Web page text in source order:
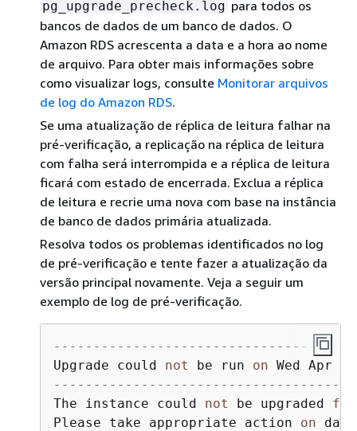
pg_upgrade_precheck.log para todos os
bancos de dados de um banco de dados. O
Amazon RDS acrescenta a data e a hora ao nome
de arquivo. Para obter mais informações sobre
como visualizar logs, consulte Monitorar arquivos
de log do Amazon RDS.
Se uma atualização de réplica de leitura falhar na
pré-verificação, a replicação na réplica de leitura
com falha será interrompida e a réplica de leitura
ficará com estado de encerrada. Exclua a réplica
de leitura e recrie uma nova com base na instância
de banco de dados primária atualizada.
Resolva todos os problemas identificados no log
de pré-verificação e tente fazer a atualização da
versão principal novamente. Veja a seguir um
exemplo de log de pré-verificação.
Upgrade could not be run on Wed Apr
The instance could not be upgraded
Please take appropriate action on